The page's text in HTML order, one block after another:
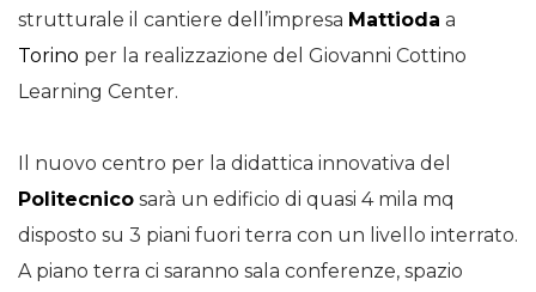
strutturale il cantiere dell’impresa Mattioda a
Torino per la realizzazione del Giovanni Cottino
Learning Center.
Il nuovo centro per la didattica innovativa del
Politecnico sarà un edificio di quasi 4 mila mq
disposto su 3 piani fuori terra con un livello interrato.
A piano terra ci saranno sala conferenze, spazio